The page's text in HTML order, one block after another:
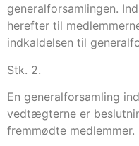
generalforsamlingen.
herefter til
indkaldelsen til
Stk. 2.
En generalforsamling
vedtægterne er
fremmødte medlemmer.